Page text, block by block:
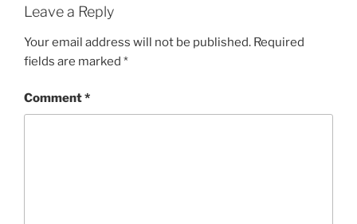
Leave a Reply
Your email address will not be published. Required
fields are marked *
Comment*